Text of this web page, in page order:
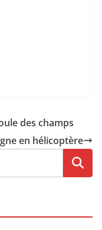
des champs
en hélicoptère